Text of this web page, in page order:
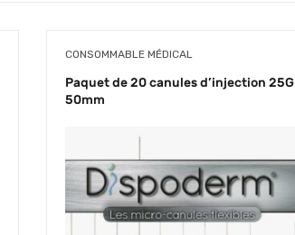
CONSOMMABLE MÉDICAL
Paquet de 20 canules d’injection 25G
50mm